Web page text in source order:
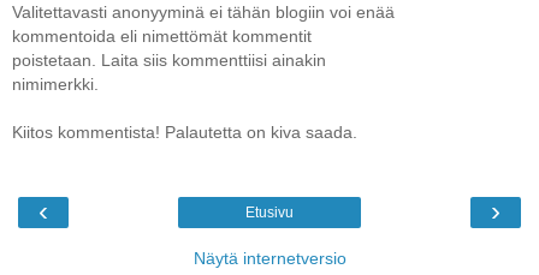
Valitettavasti anonyyminä ei tähän blogiin voi enää
kommentoida eli nimettömät kommentit
poistetaan. Laita siis kommenttiisi ainakin
nimimerkki.
Kiitos kommentista! Palautetta on kiva saada.
‹ ›
Etusivu
Näytä internetversio